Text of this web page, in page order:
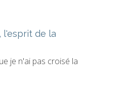
l'esprit de la
je n'ai pas croisé la